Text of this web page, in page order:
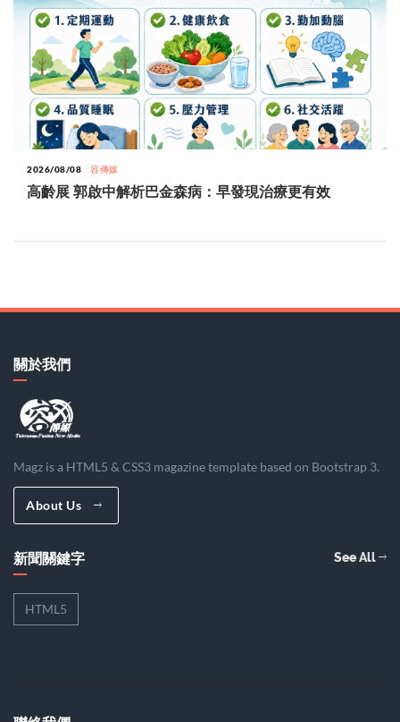
2026/08/08 容傳媒
高齡展 郭啟中解析巴金森病：早發現治療更有效
關於我們
Magz is a HTML5 & CSS3 magazine template based on Bootstrap 3.
About Us
新聞關鍵字 See All
HTML5